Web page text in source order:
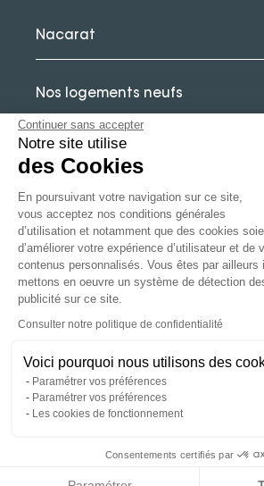
Nacarat
Nos logements neufs
Le guide de l’immobilier neuf
Actualités
Immobilier d’entreprise
Mon Espace Client
Vendez votre bien
ABI Gestion
Mentions légales
Continuer sans accepter
Notre site utilise
des Cookies
En poursuivant votre navigation sur ce site,
vous acceptez nos conditions générales
d’utilisation et notamment que des cookies
d’améliorer votre expérience d’utilisateur et de
contenus personnalisés. Vous êtes par ailleurs
mettons en oeuvre un système de détection
publicité sur ce site.
Consulter notre politique de confidentialité
Voici pourquoi nous utilisons des
Paramétrer vos préférences
Paramétrer vos préférences
Les cookies de fonctionnement
Consentements certifiés par